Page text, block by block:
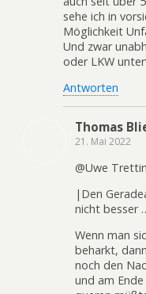
sehe ich in
Möglichkeit
Und zwar
oder LKW
Antworten
Thomas
21. Mai 2022
@Uwe
|Den
nicht besser
Wenn man
beharkt,
noch den
und am